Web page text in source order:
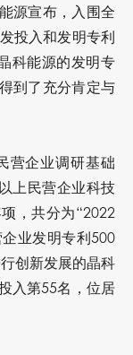
源宣布，入围全
投入和发明专利
科能源的发明专
到了充分肯定与
营企业调研基础
上民营企业科技
，共分为“2022
业发明专利500
创新发展的晶科
入第55名，位居